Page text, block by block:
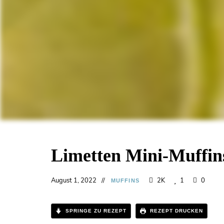
Limetten Mini-
August 1, 2022 MUFFINS 2K 1 0
SPRINGE ZU REZEPT REZEPT DRUCKEN